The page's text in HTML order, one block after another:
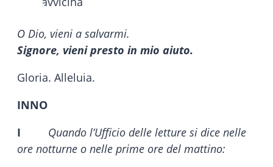
O Dio, vieni a salvarmi.
Signore, vieni presto in mio aiuto.
Gloria. Alleluia.
INNO
I
Quando l’Ufficio delle letture si dice nelle
ore notturne o nelle prime ore del mattino: